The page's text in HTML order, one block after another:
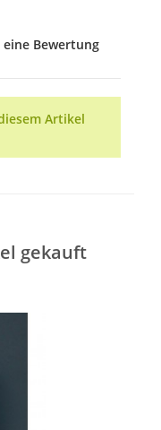
Bewertung
Artikel
gekauft